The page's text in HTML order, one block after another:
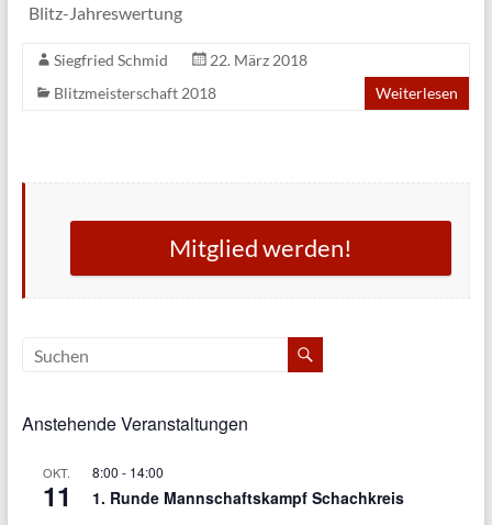
Blitz-Jahreswertung
Siegfried Schmid
22. März 2018
Blitzmeisterschaft 2018
Weiterlesen
Mitglied werden!
Anstehende Veranstaltungen
OKT.
11
8:00 - 14:00
1. Runde Mannschaftskampf Schachkreis